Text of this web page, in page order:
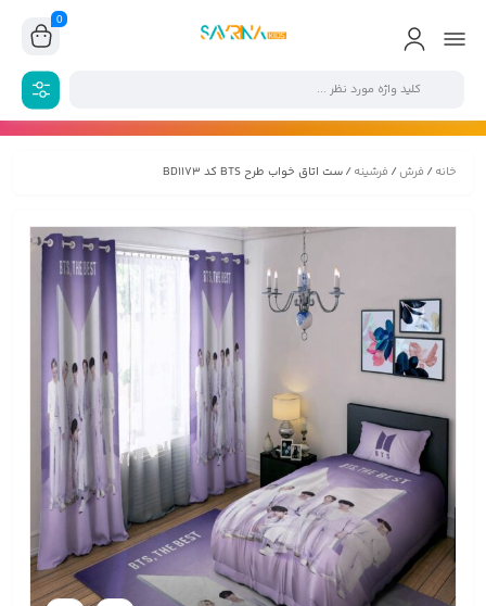
0
خانه/ فرش/ فرشینه/ ست اتاق خواب طرح BTS کد BD1173